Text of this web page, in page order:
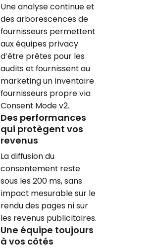
Une analyse continue et
des arborescences de
fournisseurs permettent
aux équipes privacy
d’être prêtes pour les
audits et fournissent au
marketing un inventaire
fournisseurs propre via
Consent Mode v2.
Des performances
qui protègent vos
revenus
La diffusion du
consentement reste
sous les 200 ms, sans
impact mesurable sur le
rendu des pages ni sur
les revenus publicitaires.
Une équipe toujours
à vos côtés